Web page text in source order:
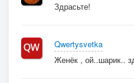
Здрасьте!
Qwertysvetka
Женёк , ой..шарик..